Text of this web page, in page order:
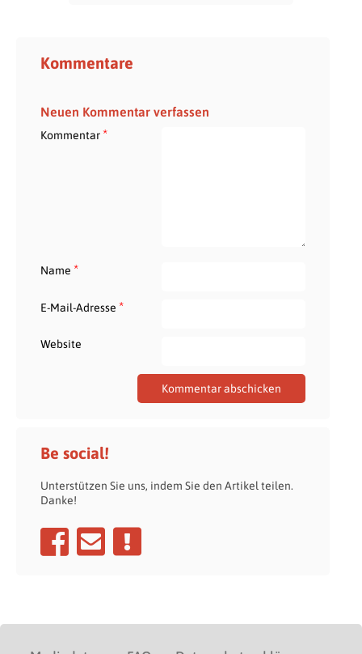
Kommentare
Neuen Kommentar verfassen
Kommentar*
Name *
E-Mail-Adresse *
Website
Be social!
Unterstützen Sie uns, indem Sie den Artikel teilen.
Danke!